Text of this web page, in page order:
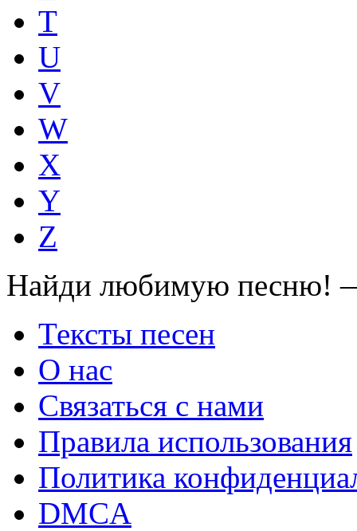
T
U
V
W
X
Y
Z
Найди любимую песню!
Тексты песен
О нас
Связаться с нами
Правила использования
Политика
DMCA